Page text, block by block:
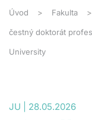
Úvod Fakulta
čestný doktorát
University
JU | 28.05.2026